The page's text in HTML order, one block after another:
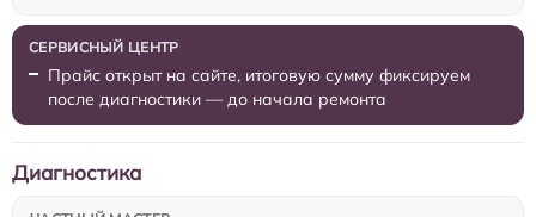
Прайс открыт на сайте, итоговую сумму фиксируем
после диагностики — до начала ремонта
Диагностика